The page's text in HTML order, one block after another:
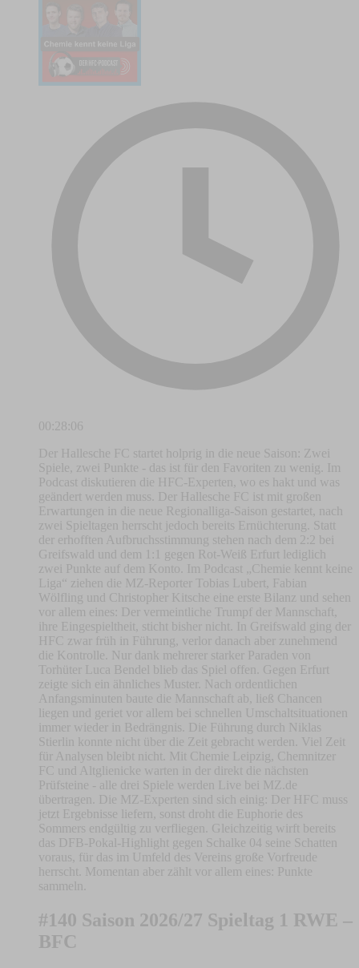
00:28:06
Der Hallesche FC startet holprig in die neue Saison: Zwei
Spiele, zwei Punkte - das ist für den Favoriten zu wenig. Im
Podcast diskutieren die HFC-Experten, wo es hakt und was
geändert werden muss. Der Hallesche FC ist mit großen
Erwartungen in die neue Regionalliga-Saison gestartet, nach
zwei Spieltagen herrscht jedoch bereits Ernüchterung. Statt
der erhofften Aufbruchsstimmung stehen nach dem 2:2 bei
Greifswald und dem 1:1 gegen Rot-Weiß Erfurt lediglich
zwei Punkte auf dem Konto. Im Podcast „Chemie kennt keine
Liga“ ziehen die MZ-Reporter Tobias Lubert, Fabian
Wölfling und Christopher Kitsche eine erste Bilanz und sehen
vor allem eines: Der vermeintliche Trumpf der Mannschaft,
ihre Eingespieltheit, sticht bisher nicht. In Greifswald ging der
HFC zwar früh in Führung, verlor danach aber zunehmend
die Kontrolle. Nur dank mehrerer starker Paraden von
Torhüter Luca Bendel blieb das Spiel offen. Gegen Erfurt
zeigte sich ein ähnliches Muster. Nach ordentlichen
Anfangsminuten baute die Mannschaft ab, ließ Chancen
liegen und geriet vor allem bei schnellen Umschaltsituationen
immer wieder in Bedrängnis. Die Führung durch Niklas
Stierlin konnte nicht über die Zeit gebracht werden. Viel Zeit
für Analysen bleibt nicht. Mit Chemie Leipzig, Chemnitzer
FC und Altglienicke warten in der direkt die nächsten
Prüfsteine - alle drei Spiele werden Live bei MZ.de
übertragen. Die MZ-Experten sind sich einig: Der HFC muss
jetzt Ergebnisse liefern, sonst droht die Euphorie des
Sommers endgültig zu verfliegen. Gleichzeitig wirft bereits
das DFB-Pokal-Highlight gegen Schalke 04 seine Schatten
voraus, für das im Umfeld des Vereins große Vorfreude
herrscht. Momentan aber zählt vor allem eines: Punkte
sammeln.
#140 Saison 2026/27 Spieltag 1 RWE –
BFC